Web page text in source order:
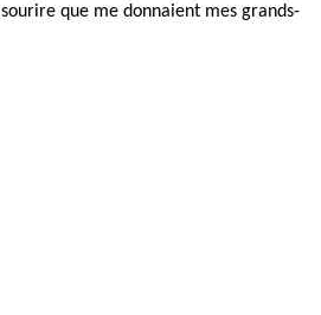
que me donnaient mes grands-